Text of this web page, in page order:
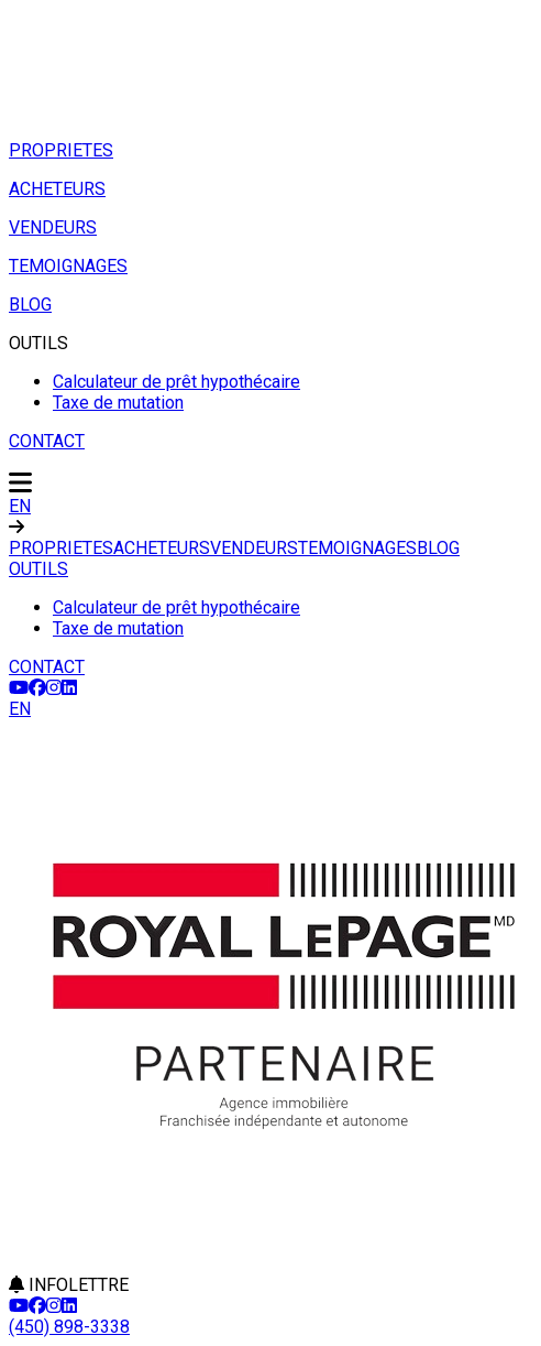
PROPRIETES
ACHETEURS
VENDEURS
TEMOIGNAGES
BLOG
OUTILS
Calculateur de prêt hypothécaire
Taxe de mutation
CONTACT
EN
PROPRIETESACHETEURSVENDEURSTEMOIGNAGESBLOG
OUTILS
Calculateur de prêt hypothécaire
Taxe de mutation
CONTACT
EN
INFOLETTRE
(450) 898-3338